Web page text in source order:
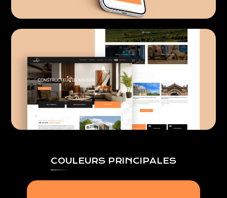
COULEURS PRINCIPALES